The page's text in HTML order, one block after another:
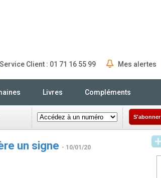
Service Client : 01 71 16 55 99 Mes alertes
Livres Compléments
S'abonner
un signe - 10/01/20